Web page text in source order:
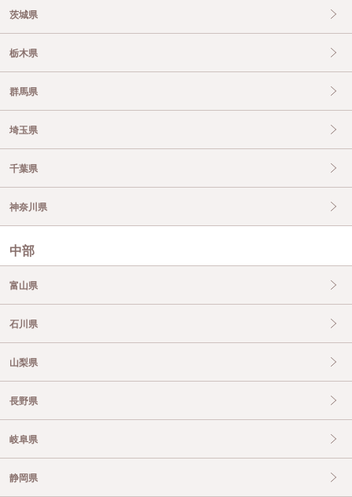
茨城県
栃木県
群馬県
埼玉県
千葉県
神奈川県
中部
富山県
石川県
山梨県
長野県
岐阜県
静岡県